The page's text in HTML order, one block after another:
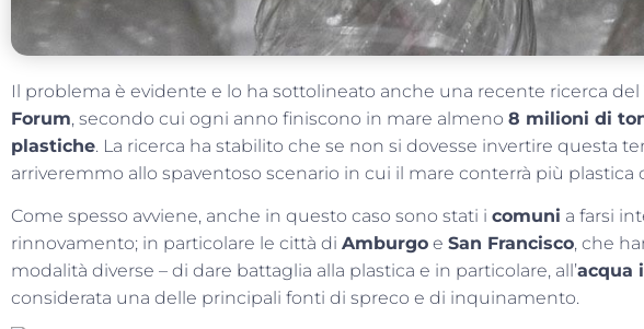
Il problema è evidente e lo ha sottolineato anche una recente ricerca del
Forum, secondo cui ogni anno finiscono in mare almeno 8 milioni di
plastiche. La ricerca ha stabilito che se non si dovesse invertire questa
arriveremmo allo spaventoso scenario in cui il mare conterrà più plastica
Come spesso avviene, anche in questo caso sono stati i comuni a farsi
rinnovamento; in particolare le città di Amburgo e San Francisco, che
modalità diverse – di dare battaglia alla plastica e in particolare, all’acqua
considerata una delle principali fonti di spreco e di inquinamento.